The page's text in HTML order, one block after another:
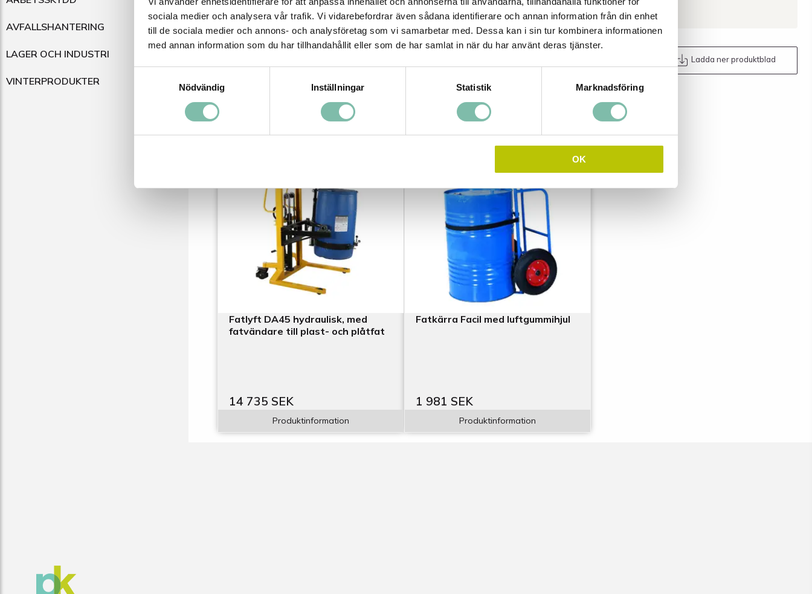
sociala medier och analysera vår trafik. Vi vidarebefordrar även sådana identifierare och annan information från din enhet
till de sociala medier och annons- och analysföretag som vi samarbetar med. Dessa kan i sin tur kombinera informationen
med annan information som du har tillhandahållit eller som de har samlat in när du har använt deras tjänster.
Nödvändig
Inställningar Statistik Marknadsföring
OK
AVFALLSHANTERING
LAGER OCH INDUSTRI
VINTERPRODUKTER
Ladda ner produktblad
Relaterade produkter
Fatlyft DA45 hydraulisk, med
fatvändare till plast- och plåtfat
14 735 SEK
Produktinformation
Fatkärra Facil med luftgummihjul
1 981 SEK
Produktinformation